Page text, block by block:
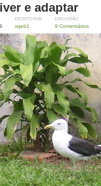
e adaptar
ESCRITO POR
vqeb1
DISCUSSÃO
9 Comentários